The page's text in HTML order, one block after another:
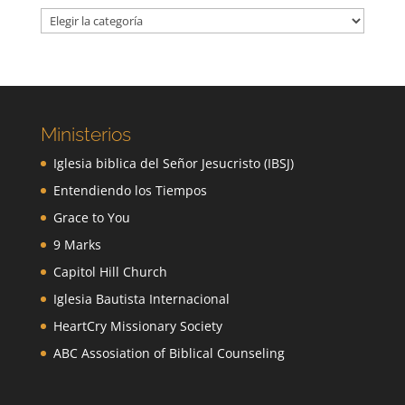
Categorías
Ministerios
Iglesia biblica del Señor Jesucristo (IBSJ)
Entendiendo los Tiempos
Grace to You
9 Marks
Capitol Hill Church
Iglesia Bautista Internacional
HeartCry Missionary Society
ABC Assosiation of Biblical Counseling